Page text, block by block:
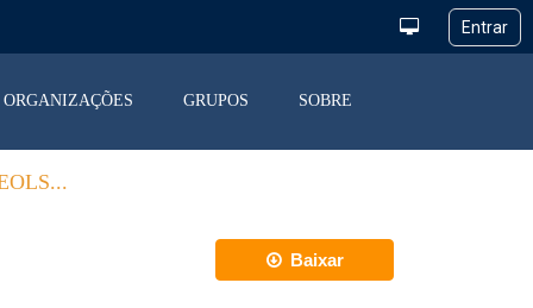
ORGANIZAÇÕES GRUPOS SOBRE
Baixar